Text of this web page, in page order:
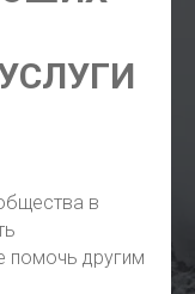
в
помочь другим